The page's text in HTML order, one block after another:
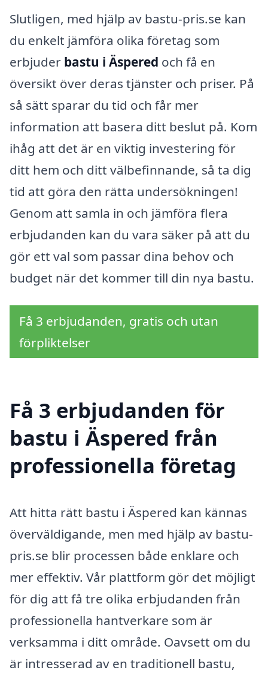
Slutligen, med hjälp av bastu-pris.se kan
du enkelt jämföra olika företag som
erbjuder bastu i Äspered och få en
översikt över deras tjänster och priser. På
så sätt sparar du tid och får mer
information att basera ditt beslut på. Kom
ihåg att det är en viktig investering för
ditt hem och ditt välbefinnande, så ta dig
tid att göra den rätta undersökningen!
Genom att samla in och jämföra flera
erbjudanden kan du vara säker på att du
gör ett val som passar dina behov och
budget när det kommer till din nya bastu.
Få 3 erbjudanden, gratis och utan
förpliktelser
Få 3 erbjudanden för
bastu i Äspered från
professionella företag
Att hitta rätt bastu i Äspered kan kännas
överväldigande, men med hjälp av bastu-
pris.se blir processen både enklare och
mer effektiv. Vår plattform gör det möjligt
för dig att få tre olika erbjudanden från
professionella hantverkare som är
verksamma i ditt område. Oavsett om du
är intresserad av en traditionell bastu,